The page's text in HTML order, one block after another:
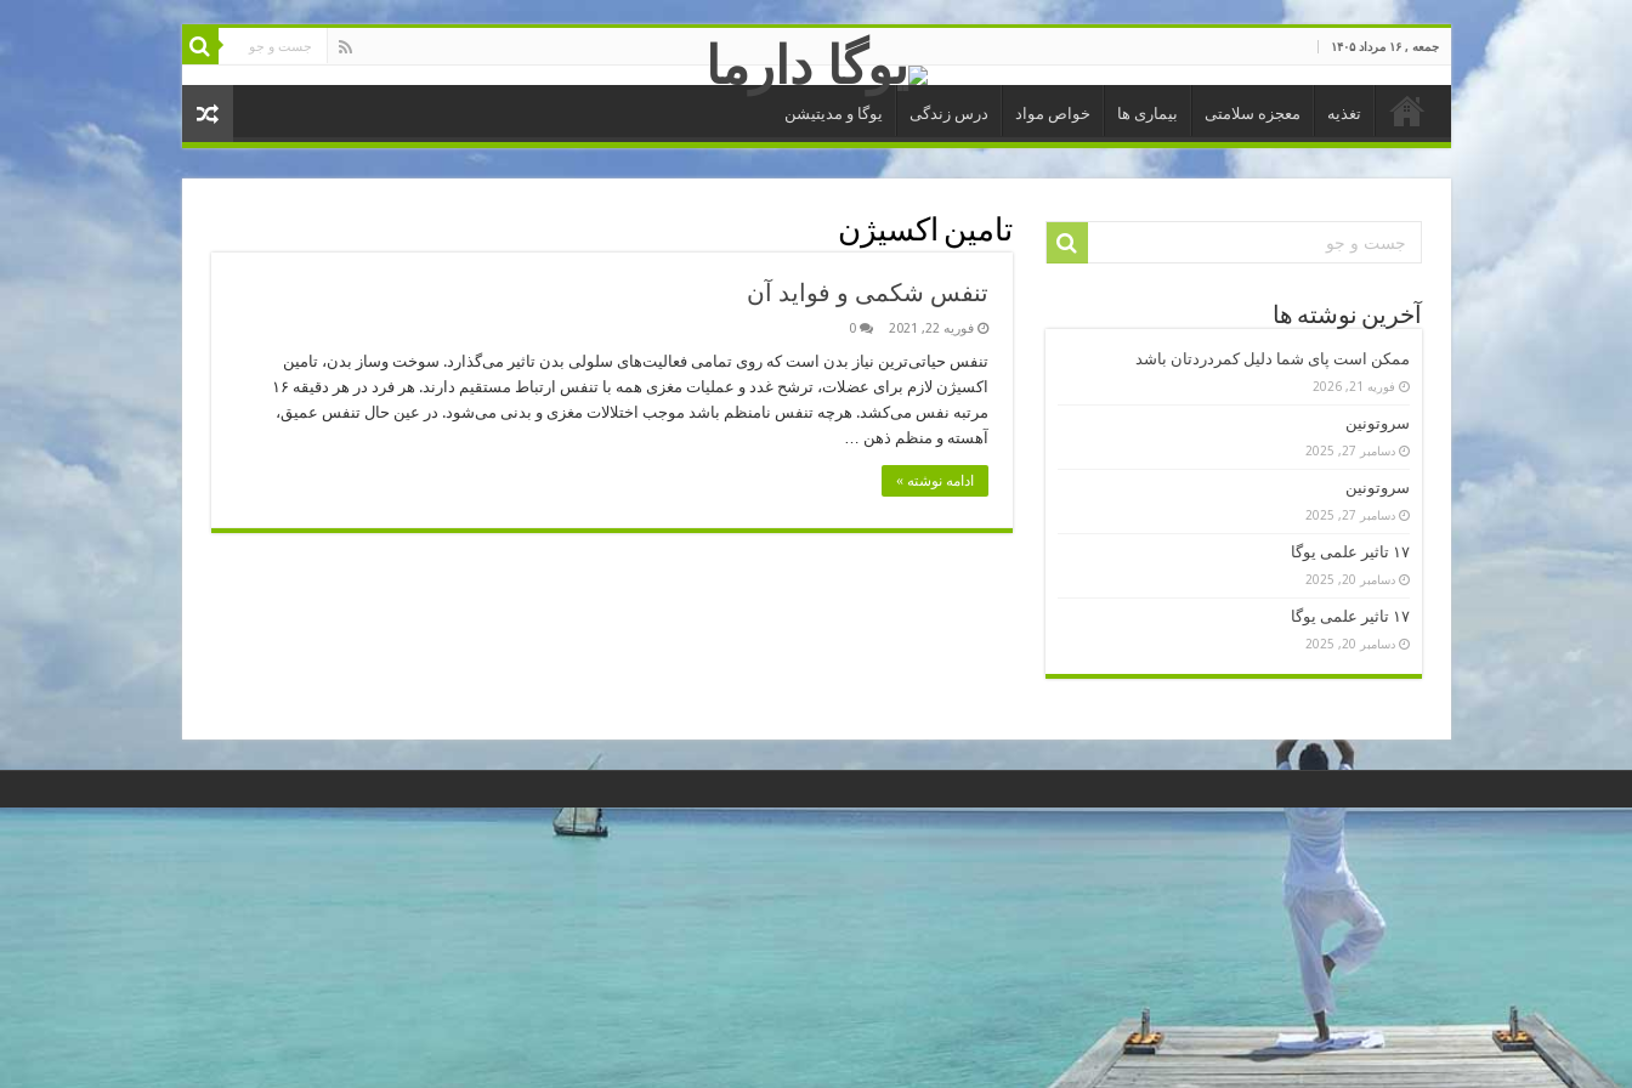
جمعه , ۱۶ مرداد ۱۴۰۵
تغذیه معجزه سلامتی بیماری ها خواص مواد درس زندگی یوگا و مدیتیشن
تامین اکسیژن
تنفس شکمی و فواید آن
فوریه 22, 2021 0
تنفس حیاتی‌ترین نیاز بدن است که روی تمامی فعالیت‌های سلولی بدن تاثیر می‌گذارد. سوخت وساز بدن، تامین
اکسیژن لازم برای عضلات، ترشح غدد و عملیات مغزی همه با تنفس ارتباط مستقیم دارند. هر فرد در هر دقیقه ۱۶
مرتبه نفس می‌کشد. هرچه تنفس نامنظم باشد موجب اختلالات مغزی و بدنی می‌شود. در عین حال تنفس عمیق،
آهسته و منظم ذهن …
ادامه نوشته »
آخرین نوشته ها
ممکن است پای شما دلیل کمردردتان باشد
فوریه 21, 2026
سروتونین
دسامبر 27, 2025
سروتونین
دسامبر 27, 2025
۱۷ تاثیر علمی یوگا
دسامبر 20, 2025
۱۷ تاثیر علمی یوگا
دسامبر 20, 2025